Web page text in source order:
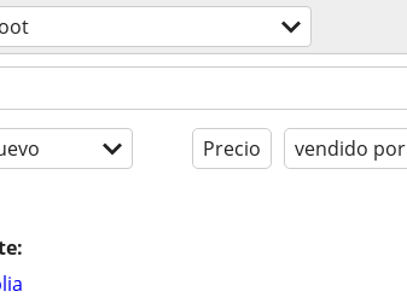
Precio vendido por